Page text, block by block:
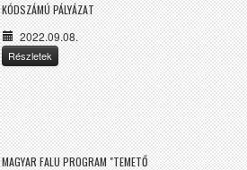
KÓDSZÁMÚ PÁLYÁZAT
2022.09.08.
Részletek
MAGYAR FALU PROGRAM "TEMETŐ